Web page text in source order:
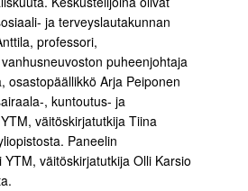
ja terveyslautakunnan
professori,
puheenjohtaja
osastopäällikkö Arja Peiponen
, kuntoutus- ja
väitöskirjatutkija Tiina
Paneelin
väitöskirjatutkija Olli Karsio